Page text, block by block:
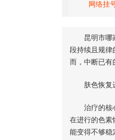
网络挂
昆明市哪
段持续且规律
而，中断已有
肤色恢复
治疗的核心
在进行的色素
能变得不够稳